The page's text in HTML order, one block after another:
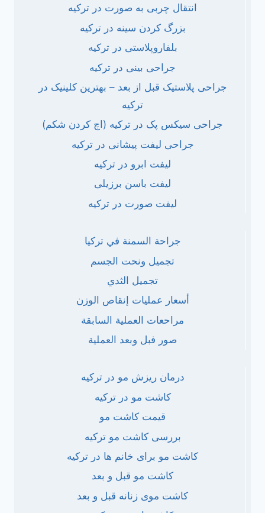
انتقال چربی به صورت در ترکیه
بزرگ کردن سینه در ترکیه
بلفاروپلاستی در ترکیه
جراحی بینی در ترکیه
جراحی پلاستیک قبل از بعد – بهترین کلینیک در
ترکیه
جراحی سیکس پک در ترکیه (اچ کردن شکم)
جراحی لیفت پیشانی در ترکیه
لیفت ابرو در ترکیه
لیفت باسن برزیلی
لیفت صورت در ترکیه
جراحة السمنة في تركيا
تجميل ونحت الجسم
تجميل الثدي
أسعار عمليات إنقاص الوزن
مراحعات العملية السابقة
صور فبل وبعد العملية
درمان ریزش مو در ترکیه
کاشت مو در ترکیه
قیمت کاشت مو
بررسی کاشت مو ترکیه
کاشت مو برای خانم ها در ترکیه
کاشت مو قبل و بعد
کاشت موی زنانه قبل و بعد